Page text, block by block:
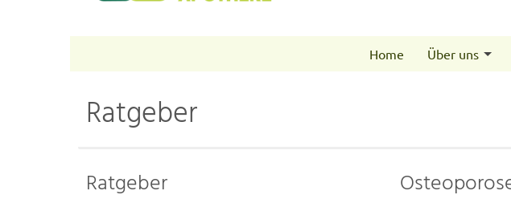
Home Über uns
Ratgeber
Ratgeber